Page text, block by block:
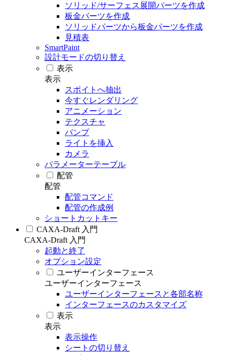
ソリッド/サーフェス展開パーツを作成
板金パーツを作成
ソリッドパーツから板金パーツを作成
見積表
SmartPaint
設計モードの切り替え
表示
表示
スポイトへ抽出
今すぐレンダリング
アニメーション
テクスチャ
バンプ
ライトを挿入
カメラ
パラメーターテーブル
配管
配管
配管コマンド
配管の作成例
ショートカットキー
CAXA-Draft 入門
CAXA-Draft 入門
起動と終了
オプション設定
ユーザーインターフェース
ユーザーインターフェース
ユーザーインターフェースと各部名称
インターフェースのカスタマイズ
表示
表示
表示操作
シートの切り替え